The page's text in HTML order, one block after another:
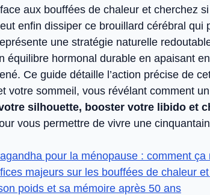
aux bouffées de chaleur et cherchez
enfin dissiper ce brouillard cérébral qui
une stratégie naturelle
équilibre hormonal durable en apaisant
Ce guide détaille l’action précise de
votre sommeil, vous révélant comment
silhouette, booster votre libido et
vous permettre de vivre une
pour la ménopause : comment ça
majeurs sur les bouffées de chaleur et
poids et sa mémoire après 50 ans